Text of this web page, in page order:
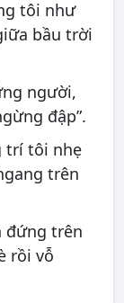
tôi như
bầu trời
người,
đập”.
trí tôi nhẹ
trên
đứng trên
rồi vỗ